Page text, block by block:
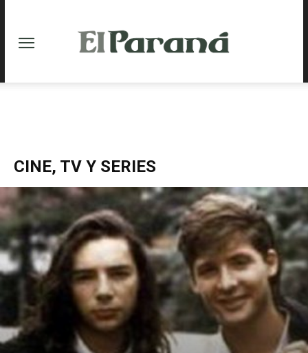
CINE, TV Y SERIES